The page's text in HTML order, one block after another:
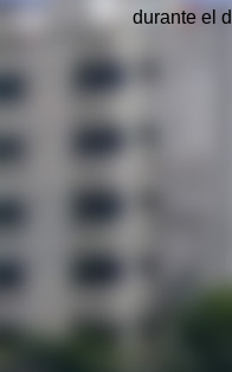
durante el